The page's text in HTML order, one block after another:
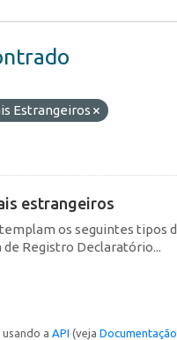
Estrangeiros
estrangeiros
os seguintes tipos
Registro Declaratório...
a API (veja